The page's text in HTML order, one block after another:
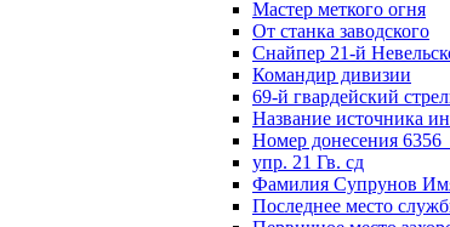
Мастер меткого огня
От станка заводского
Снайпер 21-й
Командир дивизии
69-й гвардейский
Название источника
Номер донесения 6356
упр. 21 Гв. сд
Фамилия Супрунов
Последнее место